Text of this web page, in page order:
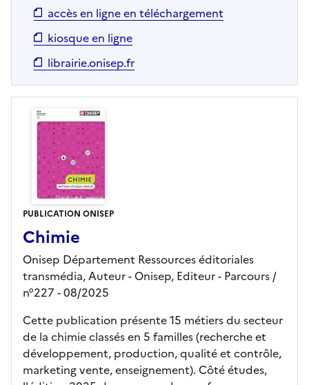
accès en ligne en téléchargement
kiosque en ligne
librairie.onisep.fr
PUBLICATION ONISEP
Chimie
Onisep Département Ressources éditoriales
transmédia, Auteur - Onisep, Editeur- Parcours /
n°227 - 08/2025
Cette publication présente 15 métiers du secteur
de la chimie classés en 5 familles (recherche et
développement, production, qualité et contrôle,
marketing vente, enseignement). Côté études,